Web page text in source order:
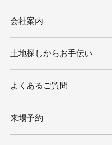
会社案内
土地探しからお手伝い
よくあるご質問
来場予約